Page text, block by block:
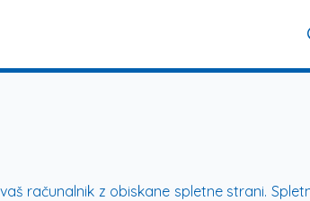
računalnik z obiskane spletne strani.